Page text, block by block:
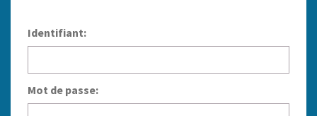
Identifiant:
Mot de passe: